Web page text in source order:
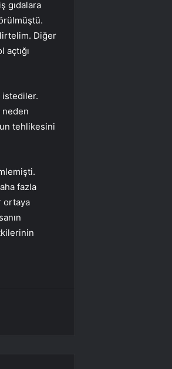
gıdalara
Diğer
neden
tehlikesini
fazla
ortaya